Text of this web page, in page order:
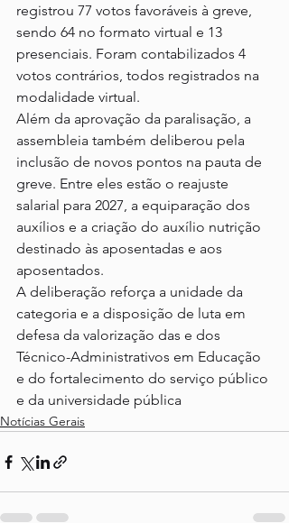
registrou 77 votos favoráveis à greve,
sendo 64 no formato virtual e 13
presenciais. Foram contabilizados 4
votos contrários, todos registrados na
modalidade virtual.
Além da aprovação da paralisação, a
assembleia também deliberou pela
inclusão de novos pontos na pauta de
greve. Entre eles estão o reajuste
salarial para 2027, a equiparação dos
auxílios e a criação do auxílio nutrição
destinado às aposentadas e aos
aposentados.
A deliberação reforça a unidade da
categoria e a disposição de luta em
defesa da valorização das e dos
Técnico-Administrativos em Educação
e do fortalecimento do serviço público
e da universidade pública
Notícias Gerais